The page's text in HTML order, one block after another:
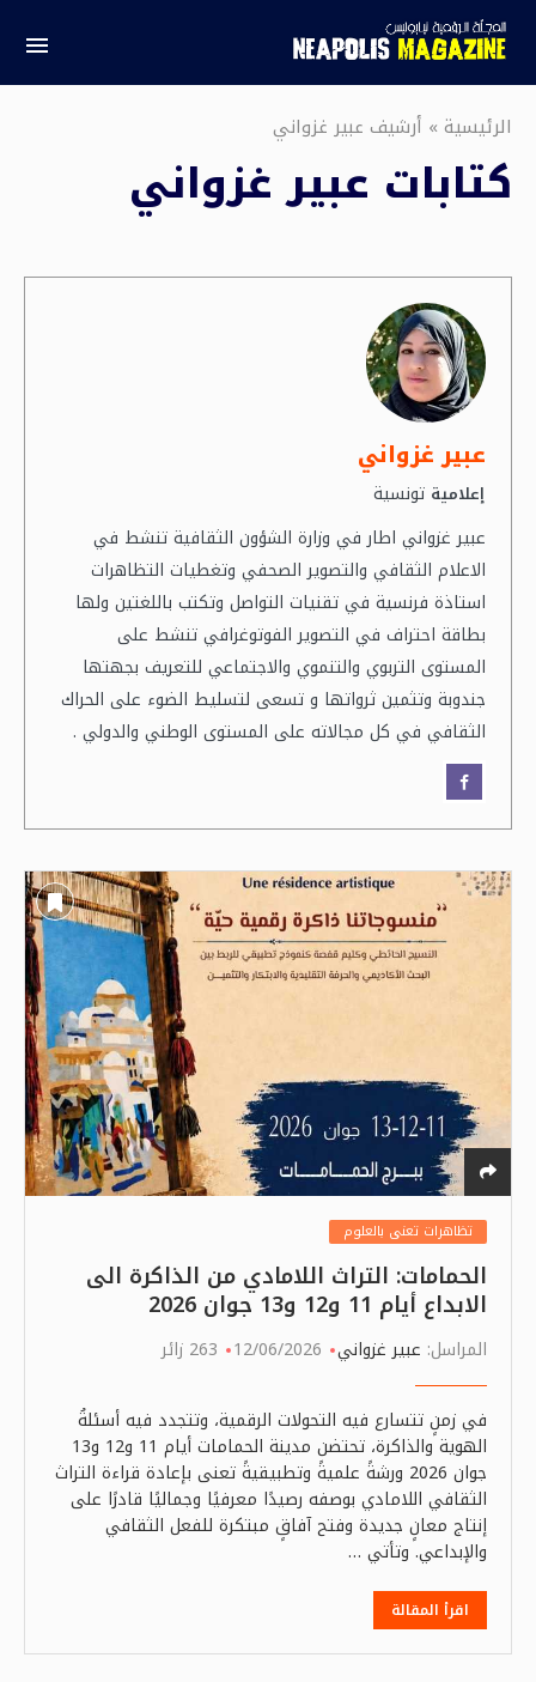
الرئيسية» أرشيف عبير غزواني
كتابات عبير غزواني
عبير غزواني
إعلامية تونسية
عبير غزواني اطار في وزارة الشؤون الثقافية تنشط في
الاعلام الثقافي والتصوير الصحفي وتغطيات التظاهرات
استاذة فرنسية في تقنيات التواصل وتكتب باللغتين ولها
بطاقة احتراف في التصوير الفوتوغرافي تنشط على
المستوى التربوي والتنموي والاجتماعي للتعريف بجهتها
جندوبة وتثمين ثرواتها و تسعى لتسليط الضوء على الحراك
الثقافي في كل مجالاته على المستوى الوطني والدولي .
تظاهرات تعنى بالعلوم
الحمامات: التراث اللامادي من الذاكرة الى
الابداع أيام 11 و12 و13 جوان 2026
المراسل: عبير غزواني 12/06/2026 263 زائر
في زمنٍ تتسارع فيه التحولات الرقمية، وتتجدد فيه أسئلةُ
الهوية والذاكرة، تحتضن مدينة الحمامات أيام 11 و12 و13
جوان 2026 ورشةً علميةً وتطبيقيةً تعنى بإعادة قراءة التراث
الثقافي اللامادي بوصفه رصيدًا معرفيًا وجماليًا قادرًا على
إنتاج معانٍ جديدة وفتح آفاقٍ مبتكرة للفعل الثقافي
والإبداعي. وتأتي …
اقرأ المقالة